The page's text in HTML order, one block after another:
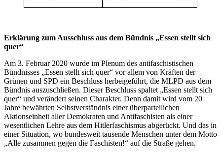
Erklärung zum Ausschluss aus dem Bündnis „Essen stellt sich
quer“
Am 3. Februar 2020 wurde im Plenum des antifaschistischen
Bündnisses „Essen stellt sich quer“ vor allem von Kräften der
Grünen und SPD ein Beschluss herbeigeführt, die MLPD aus dem
Bündnis auszuschließen. Dieser Beschluss spaltet „Essen stellt sich
quer“ und verändert seinen Charakter. Denn damit wird vom 20
Jahre bewährten Selbstverständnis einer überparteilichen
Aktionseinheit aller Demokraten und Antifaschisten als einer
wesentlichen Lehre aus dem Hitlerfaschismus abgerückt. Und das in
einer Situation, wo bundesweit tausende Menschen unter dem Motto
„Alle zusammen gegen die Faschisten!“ auf die Straße gehen.